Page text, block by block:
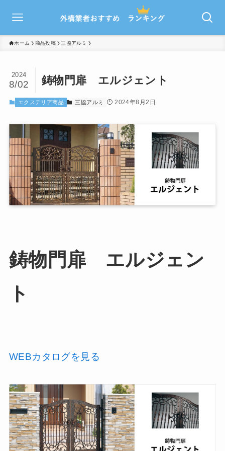
ホーム 商品投稿 三協アルミ
鋳物門扉 エルジェント
2024
8/02
エクステリア商品 三協アルミ 2024年8月2日
鋳物門扉 エルジェン
ト
WEBカタログを見る